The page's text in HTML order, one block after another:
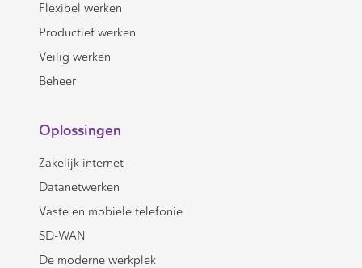
Flexibel werken
Productief werken
Veilig werken
Beheer
Oplossingen
Zakelijk internet
Datanetwerken
Vaste en mobiele telefonie
SD-WAN
De moderne werkplek